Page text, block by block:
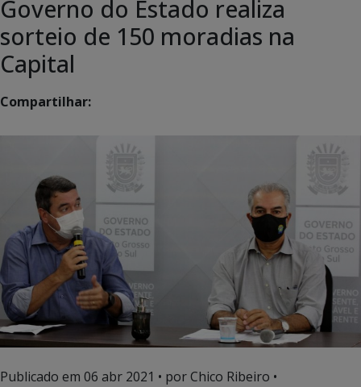
Governo do Estado realiza
sorteio de 150 moradias na
Capital
Compartilhar:
Publicado em 06 abr 2021 • por Chico Ribeiro •